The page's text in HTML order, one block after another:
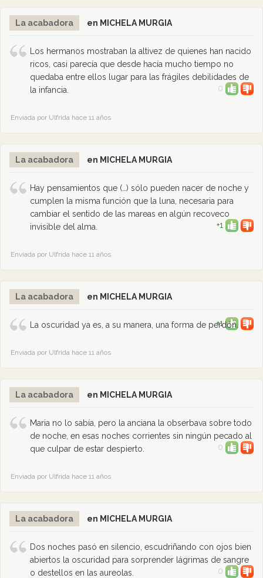
La acabadora en MICHELA MURGIA
Los hermanos mostraban la altivez de quienes han nacido
ricos, casi parecía que desde hacía mucho tiempo no
quedaba entre ellos lugar para las frágiles debilidades de
la infancia.
0
Enviada por Ulfrida hace 11 años
La acabadora en MICHELA MURGIA
Hay pensamientos que (…) sólo pueden nacer de noche y
cumplen la misma función que la luna, necesaria para
cambiar el sentido de las mareas en algún recoveco
invisible del alma.
+1
Enviada por Ulfrida hace 11 años
La acabadora en MICHELA MURGIA
La oscuridad ya es, a su manera, una forma de perdón.
+1
Enviada por Ulfrida hace 11 años
La acabadora en MICHELA MURGIA
Maria no lo sabía, pero la anciana la obserbava sobre todo
de noche, en esas noches corrientes sin ningún pecado al
que culpar de estar despierto.
0
Enviada por Ulfrida hace 11 años
La acabadora en MICHELA MURGIA
Dos noches pasó en silencio, escudriñando con ojos bien
abiertos la oscuridad para sorprender lágrimas de sangre
o destellos en las aureolas.
0